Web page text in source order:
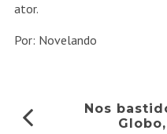
ator.
Por: Novelando
Nos